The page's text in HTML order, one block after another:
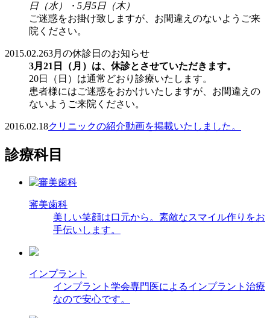
日（水）・5月5日（木）
ご迷惑をお掛け致しますが、お間違えのないようご来
院ください。
2015.02.263月の休診日のお知らせ
3月21日（月）は、休診とさせていただきます。
20日（日）は通常どおり診療いたします。
患者様にはご迷惑をおかけいたしますが、お間違えの
ないようご来院ください。
2016.02.18クリニックの紹介動画を掲載いたしました。
診療科目
審美歯科
美しい笑顔は口元から。素敵なスマイル作りをお
手伝いします。
インプラント
インプラント学会専門医によるインプラント治療
なので安心です。